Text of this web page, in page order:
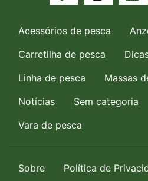
Acessórios de pesca
Carretilha de pesca
Linha de pesca
Massas
Notícias
Sem categoria
Vara de pesca
Sobre
Política de